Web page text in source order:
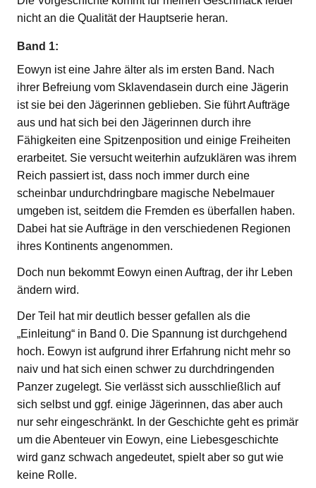
nicht an die Qualität der Hauptserie heran.
Band 1:
Eowyn ist eine Jahre älter als im ersten Band. Nach
ihrer Befreiung vom Sklavendasein durch eine Jägerin
ist sie bei den Jägerinnen geblieben. Sie führt Aufträge
aus und hat sich bei den Jägerinnen durch ihre
Fähigkeiten eine Spitzenposition und einige Freiheiten
erarbeitet. Sie versucht weiterhin aufzuklären was ihrem
Reich passiert ist, dass noch immer durch eine
scheinbar undurchdringbare magische Nebelmauer
umgeben ist, seitdem die Fremden es überfallen haben.
Dabei hat sie Aufträge in den verschiedenen Regionen
ihres Kontinents angenommen.
Doch nun bekommt Eowyn einen Auftrag, der ihr Leben
ändern wird.
Der Teil hat mir deutlich besser gefallen als die
„Einleitung“ in Band 0. Die Spannung ist durchgehend
hoch. Eowyn ist aufgrund ihrer Erfahrung nicht mehr so
naiv und hat sich einen schwer zu durchdringenden
Panzer zugelegt. Sie verlässt sich ausschließlich auf
sich selbst und ggf. einige Jägerinnen, das aber auch
nur sehr eingeschränkt. In der Geschichte geht es primär
um die Abenteuer vin Eowyn, eine Liebesgeschichte
wird ganz schwach angedeutet, spielt aber so gut wie
keine Rolle.